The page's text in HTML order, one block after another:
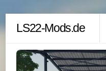
content
LS22-Mods.de